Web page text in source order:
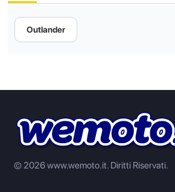
Outlander
© 2026 www.wemoto.it. Diritti Riservati.